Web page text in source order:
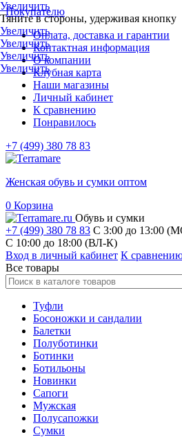
Покупателю
Оплата, доставка и гарантии
Контактная информация
О компании
Клубная карта
Наши магазины
Личный кабинет
К сравнению
Понравилось
+7 (499) 380 78 83
Женская обувь и сумки оптом
0 Корзина
Обувь и сумки
+7 (499) 380 78 83 С 3:00 до 13:00
C 10:00 до 18:00 (ВЛ-К)
Вход в личный кабинет К
Все товары
Туфли
Босоножки и сандалии
Балетки
Полуботинки
Ботинки
Ботильоны
Новинки
Сапоги
Мужская
Полусапожки
Сумки
Увеличить
Тяните в стороны, удерживая кнопку
Увеличить
Увеличить
Увеличить
Увеличить